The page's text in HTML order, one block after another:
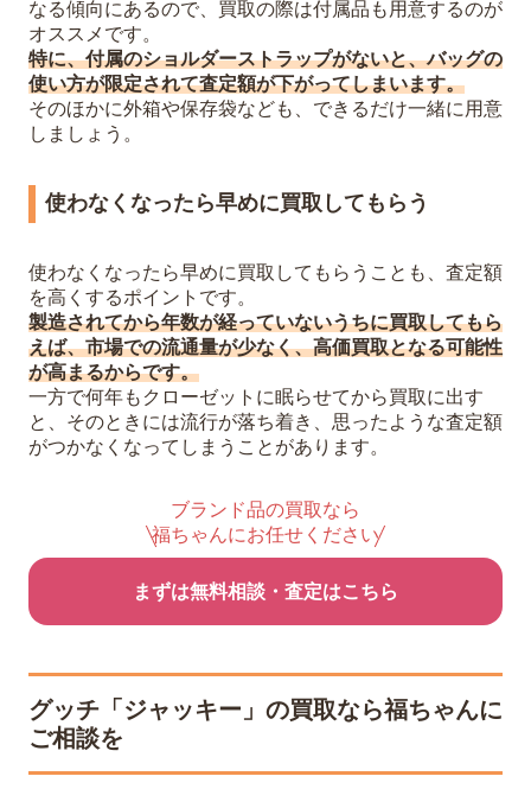
なる傾向にあるので、買取の際は付属品も用意するのが
オススメです。
特に、付属のショルダーストラップがないと、バッグの
使い方が限定されて査定額が下がってしまいます。
そのほかに外箱や保存袋なども、できるだけ一緒に用意
しましょう。
使わなくなったら早めに買取してもらう
使わなくなったら早めに買取してもらうことも、査定額
を高くするポイントです。
製造されてから年数が経っていないうちに買取してもら
えば、市場での流通量が少なく、高価買取となる可能性
が高まるからです。
一方で何年もクローゼットに眠らせてから買取に出す
と、そのときには流行が落ち着き、思ったような査定額
がつかなくなってしまうことがあります。
ブランド品の買取なら
福ちゃんにお任せください
まずは無料相談・査定はこちら
グッチ「ジャッキー」の買取なら福ちゃんに
ご相談を